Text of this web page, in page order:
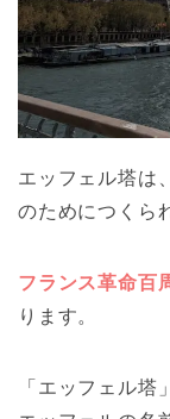
エッフェル塔は、
のためにつくら
フランス革命百
ります。
「エッフェル塔